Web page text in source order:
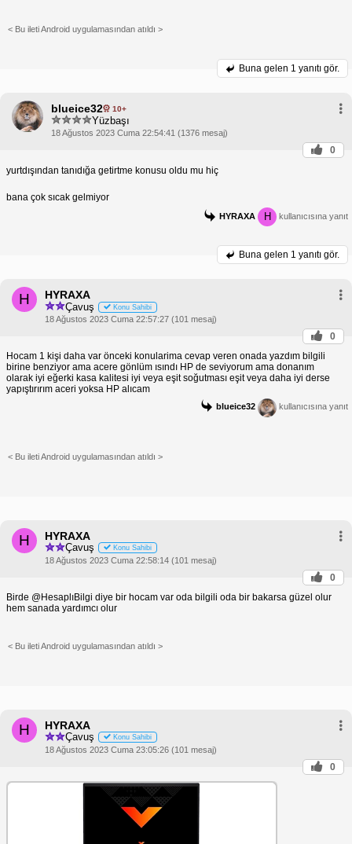
< Bu ileti Android uygulamasından atıldı >
Buna gelen 1 yanıtı gör.
blueice32 10+
Yüzbaşı
18 Ağustos 2023 Cuma 22:54:41 (1376 mesaj)
0
yurtdışından tanıdığa getirtme konusu oldu mu hiç
bana çok sıcak gelmiyor
HYRAXA H kullanıcısına yanıt
Buna gelen 1 yanıtı gör.
H HYRAXA
Çavuş Konu Sahibi
18 Ağustos 2023 Cuma 22:57:27 (101 mesaj)
0
Hocam 1 kişi daha var önceki konularima cevap veren onada yazdım bilgili
birine benziyor ama acere gönlüm ısındı HP de seviyorum ama donanım
olarak iyi eğerki kasa kalitesi iyi veya eşit soğutması eşit veya daha iyi derse
yapıştırırım aceri yoksa HP alıcam
blueice32 kullanıcısına yanıt
< Bu ileti Android uygulamasından atıldı >
H HYRAXA
Çavuş Konu Sahibi
18 Ağustos 2023 Cuma 22:58:14 (101 mesaj)
0
Birde @HesaplıBilgi diye bir hocam var oda bilgili oda bir bakarsa güzel olur
hem sanada yardımcı olur
< Bu ileti Android uygulamasından atıldı >
H HYRAXA
Çavuş Konu Sahibi
18 Ağustos 2023 Cuma 23:05:26 (101 mesaj)
0